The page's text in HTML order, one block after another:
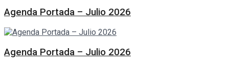
Agenda Portada – Julio 2026
Agenda Portada – Julio 2026